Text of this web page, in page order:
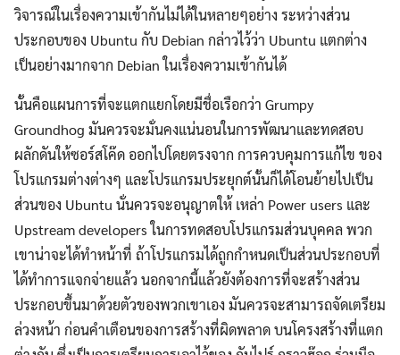
วิจารณ์ในเรื่องความเข้ากันไม่ได้ในหลายๆอย่าง ระหว่างส่วน
ประกอบของ Ubuntu กับ Debian กล่าวไว้ว่า Ubuntu แตกต่าง
เป็นอย่างมากจาก Debian ในเรื่องความเข้ากันได้
นั้นคือแผนการที่จะแตกแยกโดยมีชื่อเรือกว่า Grumpy
Groundhog มันควรจะมั่นคงแน่นอนในการพัฒนาและทดสอบ
ผลักดันให้ซอร์สโค๊ด ออกไปโดยตรงจาก การควบคุมการแก้ไข ของ
โปรแกรมต่างต่างๆ และโปรแกรมประยุกต์นั้นก็ได้โอนย้ายไปเป็น
ส่วนของ Ubuntu นั่นควรจะอนุญาตให้ เหล่า Power users และ
Upstream developers ในการทดสอบโปรแกรมส่วนบุคคล พวก
เขาน่าจะได้ทำหน้าที่ ถ้าโปรแกรมได้ถูกกำหนดเป็นส่วนประกอบที่
ได้ทำการแจกจ่ายแล้ว นอกจากนี้แล้วยังต้องการที่จะสร้างส่วน
ประกอบขึ้นมาด้วยตัวของพวกเขาเอง มันควรจะสามารถจัดเตรียม
ล่วงหน้า ก่อนคำเตือนของการสร้างที่ผิดพลาด บนโครงสร้างที่แตก